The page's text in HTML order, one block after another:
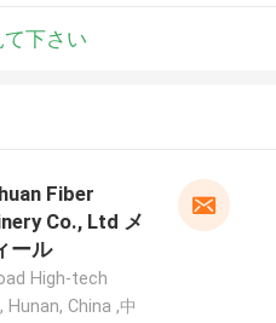
下さい
Fiber
Co., Ltd メ
ール
High-tech
China ,中